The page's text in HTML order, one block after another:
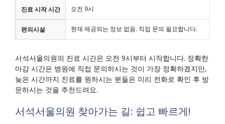
진료 시작 시간 오전 9시
편의시설 현재 제공되는 정보 없음. 직접 문의 필요합니다.
서석서울의원의 진료 시간은 오전 9시부터 시작합니다. 정확한
마감 시간은 병원에 직접 문의하시는 것이 가장 정확하겠지만,
늦은 시간까지 진료를 원하시는 분들은 미리 전화로 확인 후 방
문하시는 것을 추천드려요.
서석서울의원 찾아가는 길: 쉽고 빠르게!